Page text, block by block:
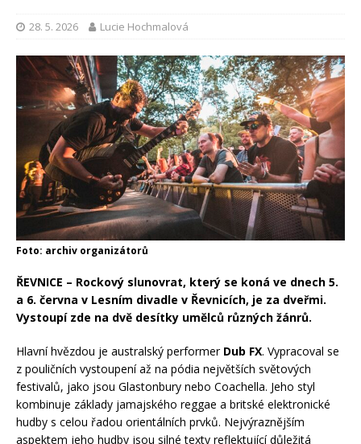
28. 5. 2026 Lucie Hochmalová
Foto: archiv organizátorů
ŘEVNICE – Rockový slunovrat, který se koná ve dnech 5.
a 6. června v Lesním divadle v Řevnicích, je za dveřmi.
Vystoupí zde na dvě desítky umělců různých žánrů.
Hlavní hvězdou je australský performer Dub FX. Vypracoval se
z pouličních vystoupení až na pódia největších světových
festivalů, jako jsou Glastonbury nebo Coachella. Jeho styl
kombinuje základy jamajského reggae a britské elektronické
hudby s celou řadou orientálních prvků. Nejvýraznějším
aspektem jeho hudby jsou silné texty reflektující důležitá